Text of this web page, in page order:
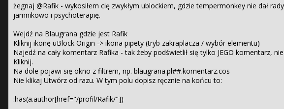
żegnaj @Rafik - wykosiłem cię zwykłym ublockiem, gdzie tempermonkey nie dał
jamnikowo i psychoterapię.
Wejdź na Blaugrana gdzie jest Rafik
Kliknij ikonę uBlock Origin -> ikona pipety (tryb zakraplacza / wybór elementu)
Najedź na cały komentarz Rafika - tak żeby podświetlił się tylko JEGO komentarz, nie
Kliknij.
Na dole pojawi się okno z filtrem, np. blaugrana.pl##.komentarz.cos
Nie klikaj Utwórz od razu. W tym polu dopisz ręcznie na końcu to:
:has(a.author[href="/profil/Rafik/"])